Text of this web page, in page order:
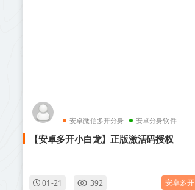
安卓微信多开分身 安卓分身软件
【安卓多开小白龙】正版激活码授权
01-21 392 安卓多开